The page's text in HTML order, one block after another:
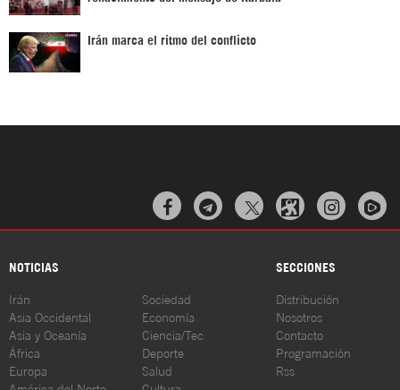
Irán marca el ritmo del conflicto
  
NOTICIAS SECCIONES
Irán
Asia Occidental
Asia y Oceanía
África
Europa
América del Norte
Sociedad
Economía
Ciencia/Tec
Deporte
Salud
Cultura
Distribución
Nosotros
Contacto
Programación
Rss